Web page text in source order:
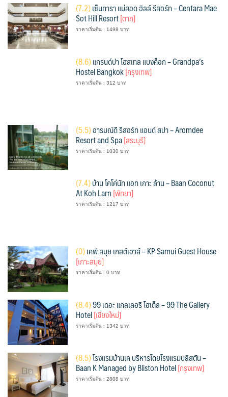
(7.2)เซ็นทารา แม่สอด ฮิลล์ รีสอร์ท – Centara Mae
Sot Hill Resort[ตาก]
ราคาเริ่มต้น : 1498 บาท
(8.6)แกรนด์ปา โฮสเทล แบงค็อก – Grandpa’s
Hostel Bangkok[กรุงเทพ]
ราคาเริ่มต้น : 312 บาท
(5.5)อารมณ์ดี รีสอร์ท แอนด์ สปา – Aromdee
Resort and Spa[สระบุรี]
ราคาเริ่มต้น : 1030 บาท
(7.4)บ้าน โคโค่นัท แอท เกาะ ล้าน – Baan Coconut
At Koh Larn[พัทยา]
ราคาเริ่มต้น : 1217 บาท
(0)เคพี สมุย เกสต์เฮาส์ – KP Samui Guest House
[เกาะสมุย]
ราคาเริ่มต้น : 0 บาท
(8.4)99 เดอะ แกลเลอรี โฮเต็ล – 99 The Gallery
Hotel[เชียงใหม่]
ราคาเริ่มต้น : 1342 บาท
(8.5)โรงแรมบ้านเค บริหารโดยโรงแรมบลิสตัน –
Baan K Managed by Bliston Hotel[กรุงเทพ]
ราคาเริ่มต้น : 2808 บาท